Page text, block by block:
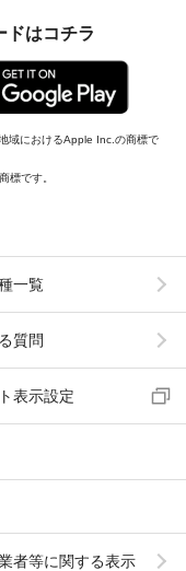
ドはコチラ
域におけるApple Inc.の商標で
標です。
一覧
質問
表示設定
者等に関する表示